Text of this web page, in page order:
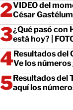
VIDEO del
César Gastélum
¿Qué pasó con
está hoy? |
Resultados del
Ve los
Resultados del
aquí los